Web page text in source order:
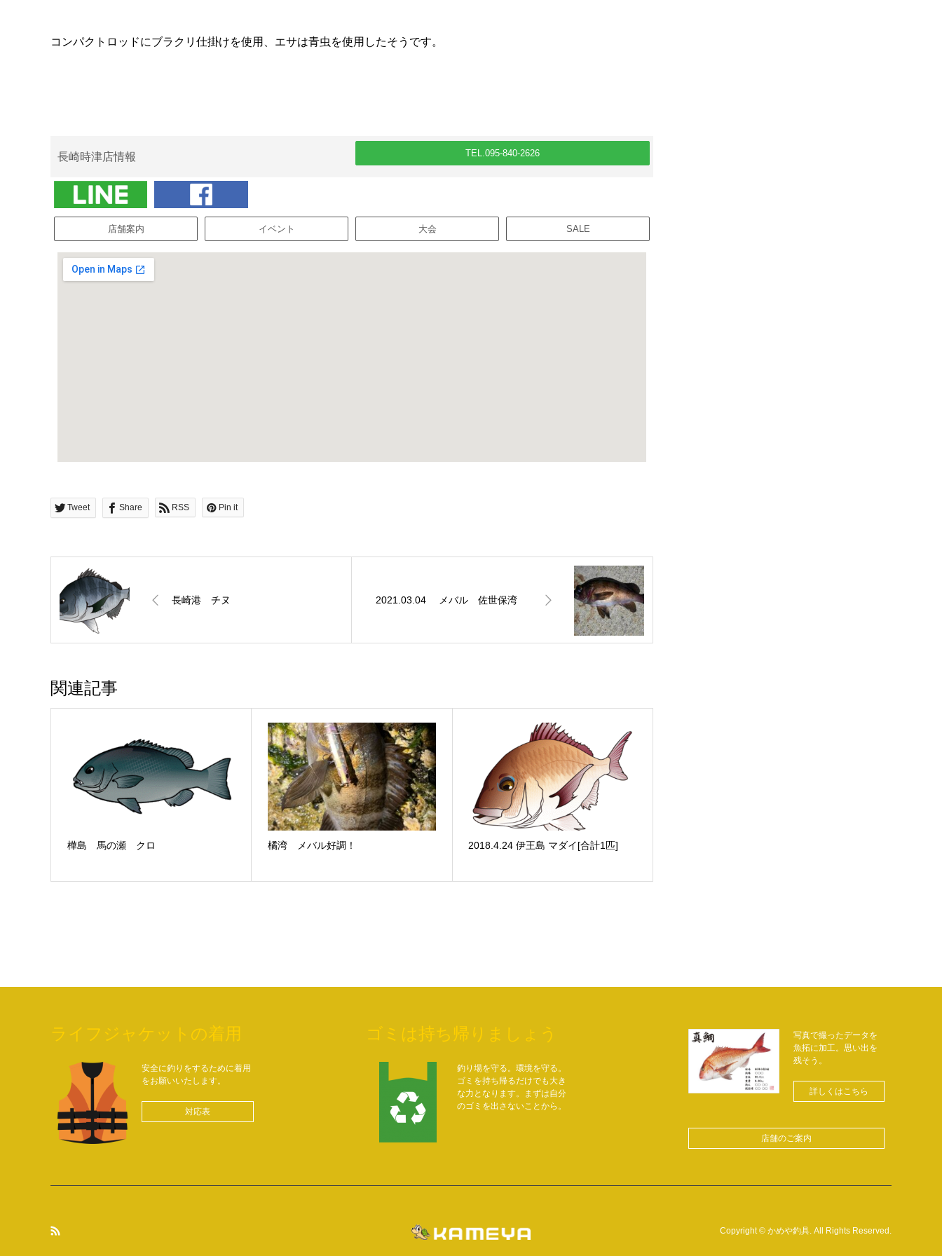
コンパクトロッドにブラクリ仕掛けを使用、エサは青虫を使用したそうです。
長崎時津店情報 TEL.095-840-2626
店舗案内 イベント 大会 SALE
Tweet Share RSS Pin it
長崎港 チヌ 2021.03.04 メバル 佐世保湾
関連記事
樺島 馬の瀬 クロ 橘湾 メバル好調！ 2018.4.24 伊王島 マダイ[合計1匹]
ライフジャケットの着用
安全に釣りをするために着用
をお願いいたします。
対応表
ゴミは持ち帰りましょう
釣り場を守る。環境を守る。
ゴミを持ち帰るだけでも大き
な力となります。まずは自分
のゴミを出さないことから。
写真で撮ったデータを
魚拓に加工。思い出を
残そう。
詳しくはこちら
店舗のご案内
Copyright© かめや釣具. All Rights Reserved.